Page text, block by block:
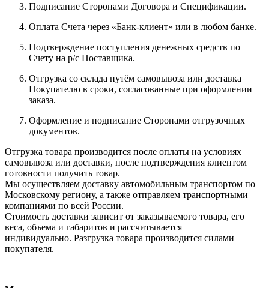
Подписание Сторонами Договора и Спецификации.
Оплата Счета через «Банк-клиент» или в любом банке.
Подтверждение поступления денежных средств по
Счету на р/с Поставщика.
Отгрузка со склада путём самовывоза или доставка
Покупателю в сроки, согласованные при оформлении
заказа.
Оформление и подписание Сторонами отгрузочных
документов.
Отгрузка товара производится после оплаты на условиях
самовывоза или доставки, после подтверждения клиентом
готовности получить товар.
Мы осуществляем доставку автомобильным транспортом по
Московскому региону, а также отправляем транспортными
компаниями по всей России.
Стоимость доставки зависит от заказываемого товара, его
веса, объема и габаритов и рассчитывается
индивидуально. Разгрузка товара производится силами
покупателя.